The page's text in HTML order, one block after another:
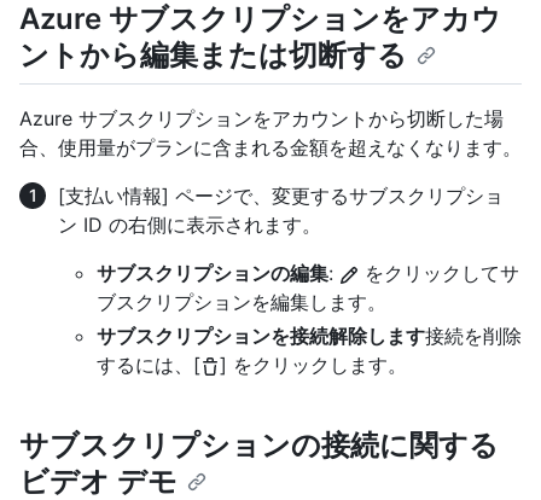
Azure サブスクリプションをアカウ
ントから編集または切断する
Azure サブスクリプションをアカウントから切断した場
合、使用量がプランに含まれる金額を超えなくなります。
[支払い情報] ページで、変更するサブスクリプショ
ン ID の右側に表示されます。
サブスクリプションの編集:
をクリックしてサ
ブスクリプションを編集します。
サブスクリプションを接続解除します接続を削除
するには、[
] をクリックします。
サブスクリプションの接続に関する
ビデオ デモ